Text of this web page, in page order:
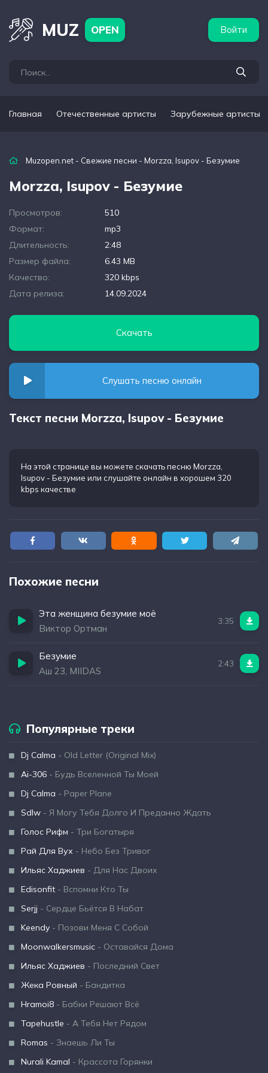
MUZ OPEN Войти
Главная Отечественные артисты Зарубежные артисты
Muzopen.net - Свежие песни - Morzza, Isupov - Безумие
Morzza, Isupov - Безумие
Просмотров:
510
Формат:
mp3
Длительность:
2:48
Размер файла:
6.43 MB
Качество:
320 kbps
Дата релиза:
14.09.2024
Скачать
Слушать песню онлайн
Текст песни Morzza, Isupov - Безумие
На этой странице вы можете скачать песню Morzza,
Isupov - Безумие или слушайте онлайн в хорошем 320
kbps качестве
Похожие песни
Эта женщина безумие моё
Виктор Ортман
3:35
Безумие
Аш 23, MIIDAS
2:43
Популярные треки
Dj Calma - Old Letter (Original Mix)
Ai-306 - Будь Вселенной Ты Моей
Dj Calma - Paper Plane
Sdlw - Я Могу Тебя Долго И Преданно Ждать
Голос Рифм - Три Богатыря
Рай Для Вух - Небо Без Тривог
Ильяс Хаджиев - Для Нас Двоих
Edisonfit - Вспомни Кто Ты
Serjj - Сердце Бьётся В Набат
Keendy - Позови Меня С Собой
Moonwalkersmusic - Оставайся Дома
Ильяс Хаджиев - Последний Свет
Жека Ровный - Бандитка
Hramoi8 - Бабки Решают Всё
Tapehustle - А Тебя Нет Рядом
Romas - Знаешь Ли Ты
Nurali Kamal - Крассота Горянки
артисты Популярные подборки